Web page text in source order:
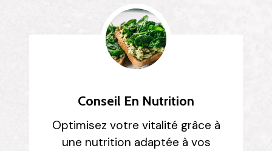
Conseil En Nutrition
Optimisez votre vitalité grâce à
une nutrition adaptée à vos